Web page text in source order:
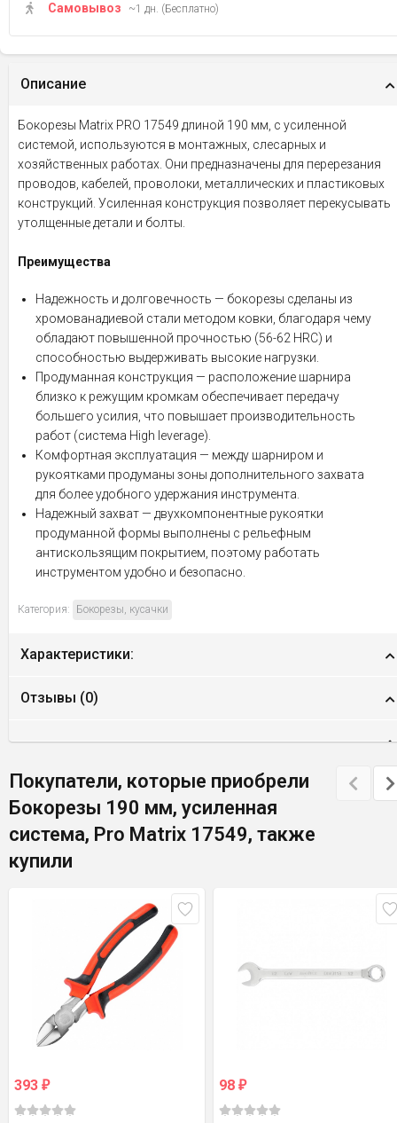
Самовывоз ~1 дн. (Бесплатно)
Описание
Бокорезы Matrix PRO 17549 длиной 190 мм, с усиленной
системой, используются в монтажных, слесарных и
хозяйственных работах. Они предназначены для перерезания
проводов, кабелей, проволоки, металлических и пластиковых
конструкций. Усиленная конструкция позволяет перекусывать
утолщенные детали и болты.
Преимущества
Надежность и долговечность — бокорезы сделаны из
хромованадиевой стали методом ковки, благодаря чему
обладают повышенной прочностью (56-62 HRC) и
способностью выдерживать высокие нагрузки.
Продуманная конструкция — расположение шарнира
близко к режущим кромкам обеспечивает передачу
большего усилия, что повышает производительность
работ (система High leverage).
Комфортная эксплуатация — между шарниром и
рукоятками продуманы зоны дополнительного захвата
для более удобного удержания инструмента.
Надежный захват — двухкомпонентные рукоятки
продуманной формы выполнены с рельефным
антискользящим покрытием, поэтому работать
инструментом удобно и безопасно.
Категория: Бокорезы, кусачки
Характеристики:
Отзывы (0)
Покупатели, которые приобрели
Бокорезы 190 мм, усиленная
система, Pro Matrix 17549, также
купили
393 ₽ 98 ₽